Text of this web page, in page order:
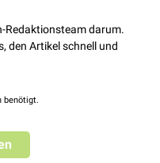
Redaktionsteam darum.
den Artikel schnell und
benötigt.